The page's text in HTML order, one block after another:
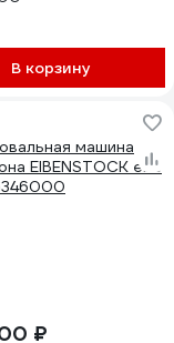
В корзину
₽